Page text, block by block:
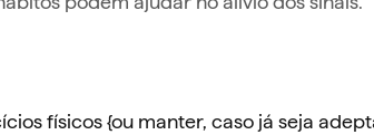
físicos {ou manter, caso já seja